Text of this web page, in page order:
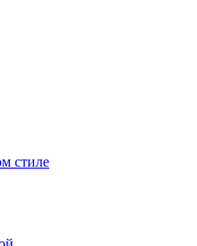
стиле